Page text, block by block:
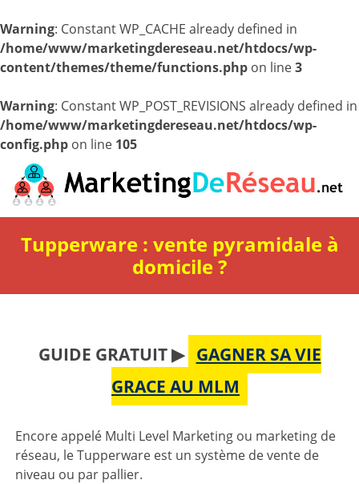
Warning: Constant WP_CACHE already defined in
/home/www/marketingdereseau.net/htdocs/wp-
content/themes/theme/functions.php on line3
Warning: Constant WP_POST_REVISIONS already defined in
/home/www/marketingdereseau.net/htdocs/wp-
config.php on line 105
Tupperware : vente pyramidale à
domicile ?
GUIDE GRATUIT ▶ GAGNER SA VIE
GRACE AU MLM
Encore appelé Multi Level Marketing ou marketing de
réseau, le Tupperware est un système de vente de
niveau ou par pallier.